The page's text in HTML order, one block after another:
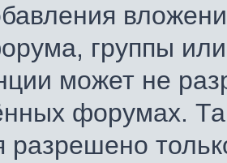
группы
может не
форумах.
разрешено